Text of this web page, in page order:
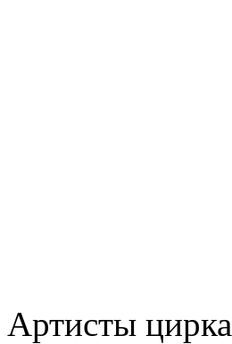
Артисты цирка